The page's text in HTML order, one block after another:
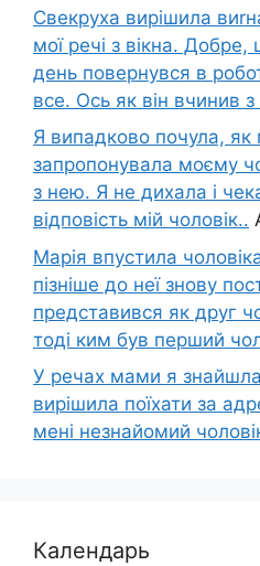
Свекруха вирішила
мої речі з вікна.
день повернувся в
все. Ось як він вчинив з
Я випадково почула, як
запропонувала моєму
з нею. Я не дихала і
відповість мій чоловік..
Марія впустила
пізніше до неї знову
представився як друг
тоді ким був перший
У речах мами я знайшла
вирішила поїхати за
мені незнайомий
Календарь